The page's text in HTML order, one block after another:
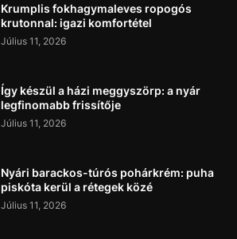
Krumplis fokhagymaleves ropogós
krutonnal: igazi komfortétel
Július 11, 2026
Így készül a házi meggyszörp: a nyár
legfinomabb frissítője
Július 11, 2026
Nyári barackos-túrós pohárkrém: puha
piskóta kerül a rétegek közé
Július 11, 2026